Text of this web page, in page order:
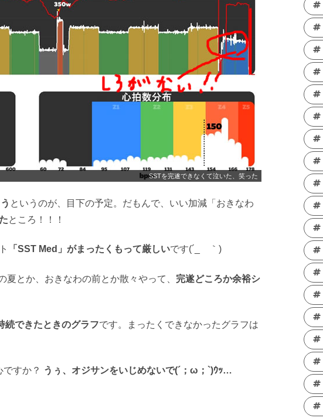
SSTを完遂できなくて泣いた、笑った
というのが、目下の予定。だもんで、いい加減「おきなわ
ところ！！！
「SST Med」がまったくもって厳しいです(´_ゝ｀)
夏とか、おきなわの前とか散々やって、 完遂どころか余裕シ
続できたときのグラフです。まったくできなかったグラフは
すか？ うぅ、オジサンをいじめないで(´；ω；`)ｳｯ…